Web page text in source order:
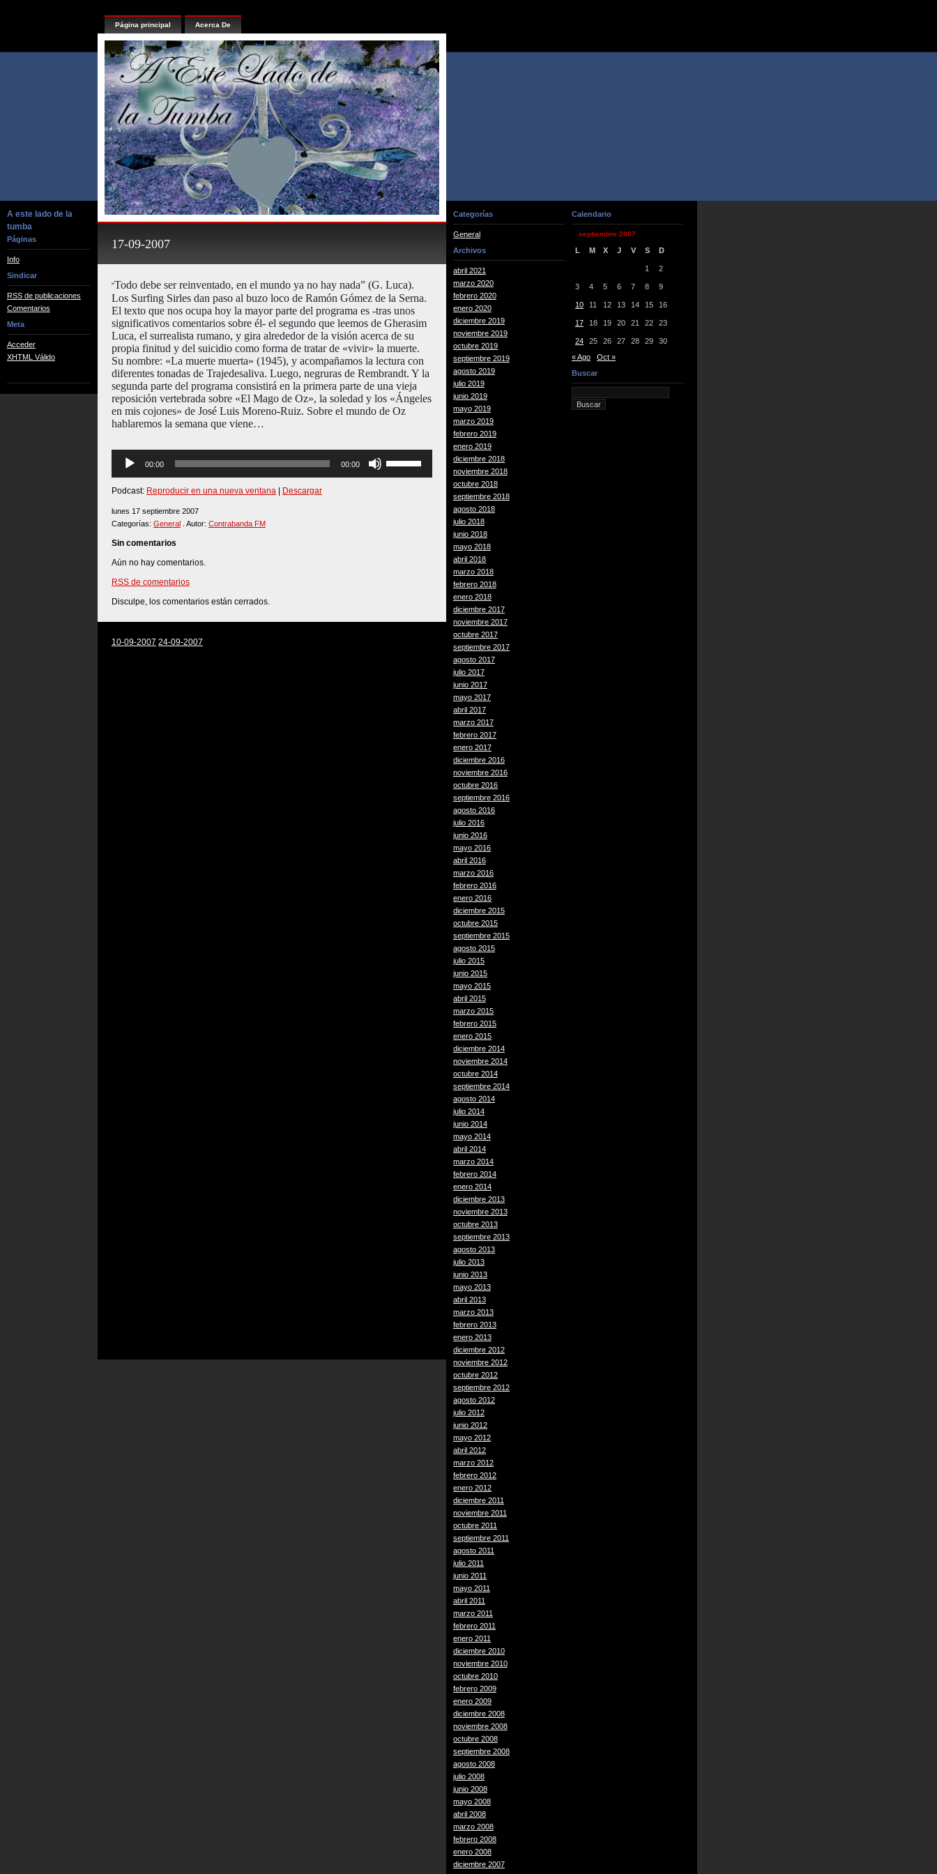
A este lado de la
tumba
Páginas
Info
Sindicar
RSS de publicaciones
Comentarios
Meta
Acceder
XHTML Válido
Página principal Acerca De
17-09-2007
“Todo debe ser reinventado, en el mundo ya no hay nada” (G. Luca).
Los Surfing Sirles dan paso al buzo loco de Ramón Gómez de la Serna.
El texto que nos ocupa hoy la mayor parte del programa es -tras unos
significativos comentarios sobre él- el segundo que leemos de Gherasim
Luca, el surrealista rumano, y gira alrededor de la visión acerca de su
propia finitud y del suicidio como forma de tratar de «vivir» la muerte.
Su nombre: «La muerte muerta» (1945), y acompañamos la lectura con
diferentes tonadas de Trajedesaliva. Luego, negruras de Rembrandt. Y la
segunda parte del programa consistirá en la primera parte de una vieja
reposición vertebrada sobre «El Mago de Oz», la soledad y los «Ángeles
en mis cojones» de José Luis Moreno-Ruiz. Sobre el mundo de Oz
hablaremos la semana que viene…
Reproductor
audio
00:00 00:00
las
teclas
Podcast: Reproducir en una nueva ventana Descargar
lunes 17 septiembre 2007
Categorías: General . Autor: Contrabanda FM
Sin comentarios
Aún no hay comentarios.
RSS de comentarios
Disculpe, los comentarios están cerrados.
10-09-2007 24-09-2007
Categorías
General
Archivos
abril 2021
marzo 2020
febrero 2020
enero 2020
diciembre 2019
noviembre 2019
octubre 2019
septiembre 2019
agosto 2019
julio 2019
junio 2019
mayo 2019
marzo 2019
febrero 2019
enero 2019
diciembre 2018
noviembre 2018
octubre 2018
septiembre 2018
agosto 2018
julio 2018
junio 2018
mayo 2018
abril 2018
marzo 2018
febrero 2018
enero 2018
diciembre 2017
noviembre 2017
octubre 2017
septiembre 2017
agosto 2017
julio 2017
junio 2017
mayo 2017
abril 2017
marzo 2017
febrero 2017
enero 2017
diciembre 2016
noviembre 2016
octubre 2016
septiembre 2016
agosto 2016
julio 2016
junio 2016
mayo 2016
abril 2016
marzo 2016
febrero 2016
enero 2016
diciembre 2015
octubre 2015
septiembre 2015
agosto 2015
julio 2015
junio 2015
mayo 2015
abril 2015
marzo 2015
febrero 2015
enero 2015
diciembre 2014
noviembre 2014
octubre 2014
septiembre 2014
agosto 2014
julio 2014
junio 2014
mayo 2014
abril 2014
marzo 2014
febrero 2014
enero 2014
diciembre 2013
noviembre 2013
octubre 2013
septiembre 2013
agosto 2013
julio 2013
junio 2013
mayo 2013
abril 2013
marzo 2013
febrero 2013
enero 2013
diciembre 2012
noviembre 2012
octubre 2012
septiembre 2012
agosto 2012
julio 2012
junio 2012
mayo 2012
abril 2012
marzo 2012
febrero 2012
enero 2012
diciembre 2011
noviembre 2011
octubre 2011
septiembre 2011
agosto 2011
julio 2011
junio 2011
mayo 2011
abril 2011
marzo 2011
febrero 2011
enero 2011
diciembre 2010
noviembre 2010
octubre 2010
febrero 2009
enero 2009
diciembre 2008
noviembre 2008
octubre 2008
septiembre 2008
agosto 2008
julio 2008
junio 2008
mayo 2008
abril 2008
marzo 2008
febrero 2008
enero 2008
diciembre 2007
Calendario
septiembre 2007
L M X J V S D
1 2
3 4 5 6 7 8 9
10 11 12 13 14 15 16
17 18 19 20 21 22 23
24 25 26 27 28 29
30
« Ago
Oct »
Buscar